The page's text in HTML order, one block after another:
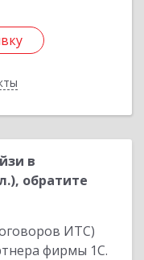
в
обратите
ИТС)
фирмы 1С.